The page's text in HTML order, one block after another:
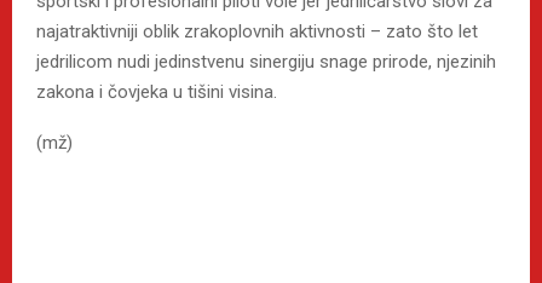
najatraktivniji oblik zrakoplovnih aktivnosti – zato što let
jedrilicom nudi jedinstvenu sinergiju snage prirode, njezinih
zakona i čovjeka u tišini visina.
(mž)